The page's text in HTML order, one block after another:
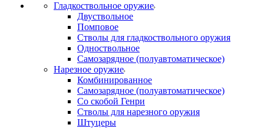
Гладкоствольное оружие
Двуствольное
Помповое
Стволы для гладкоствольного оружия
Одноствольное
Самозарядное (полуавтоматическое)
Нарезное оружие
Комбинированное
Самозарядное (полуавтоматическое)
Со скобой Генри
Стволы для нарезного оружия
Штуцеры